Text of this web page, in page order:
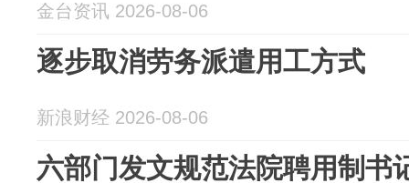
金台资讯 2026-08-06
逐步取消劳务派遣用工方式
新浪财经 2026-08-06
六部门发文规范法院聘用制书